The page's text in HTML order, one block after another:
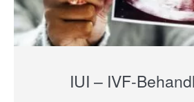
IUI – IVF-